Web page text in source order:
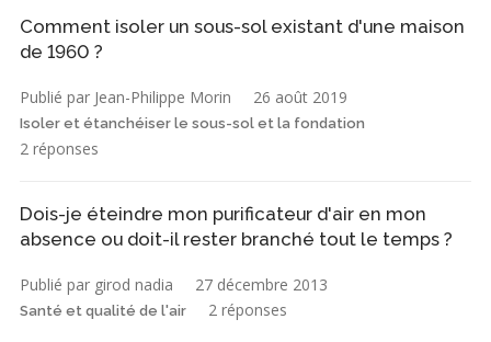
Comment isoler un sous-sol existant d'une maison
de 1960 ?
Publié par Jean-Philippe Morin 26 août 2019
Isoler et étanchéiser le sous-sol et la fondation
2 réponses
Dois-je éteindre mon purificateur d'air en mon
absence ou doit-il rester branché tout le temps ?
Publié par girod nadia 27 décembre 2013
Santé et qualité de l'air 2 réponses